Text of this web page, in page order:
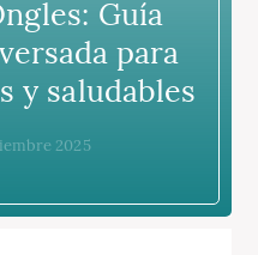
Guía
para
y saludables
2025